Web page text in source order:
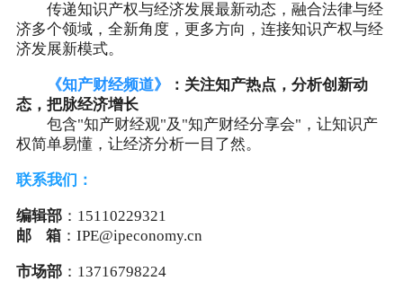
传递知识产权与经济发展最新动态，融合法律与经
济多个领域，全新角度，更多方向，连接知识产权与经
济发展新模式。
《知产财经频道》
：关注知产热点，分析创新动
态，把脉经济增长
包含"知产财经观"及"知产财经分享会"，让知识产
权简单易懂，让经济分析一目了然。
联系我们：
编辑部：15110229321
邮 箱：IPE@ipeconomy.cn
市场部：13716798224